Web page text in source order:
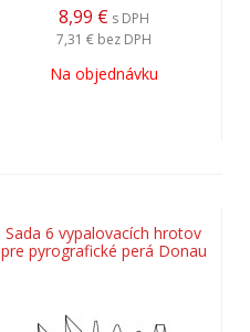
8,99 € s DPH
7,31 € bez DPH
Na objednávku
Sada 6 vypalovacích hrotov
pre pyrografické perá Donau